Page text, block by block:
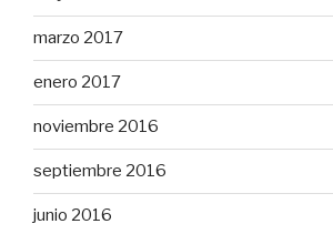
marzo 2017
enero 2017
noviembre 2016
septiembre 2016
junio 2016